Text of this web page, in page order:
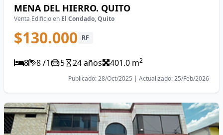
MENA DEL HIERRO. QUITO
Venta Edificio en El Condado, Quito
$130.000 RF
8 8 /1 5 24 años 401.0 m2
Publicado: 28/Oct/2025 | Actualizado: 25/Feb/2026